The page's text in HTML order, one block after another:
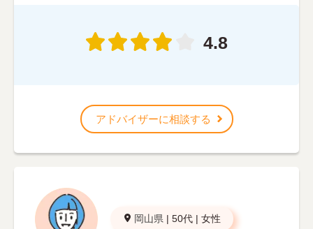
4.8
アドバイザーに相談する
岡山県 | 50代 | 女性